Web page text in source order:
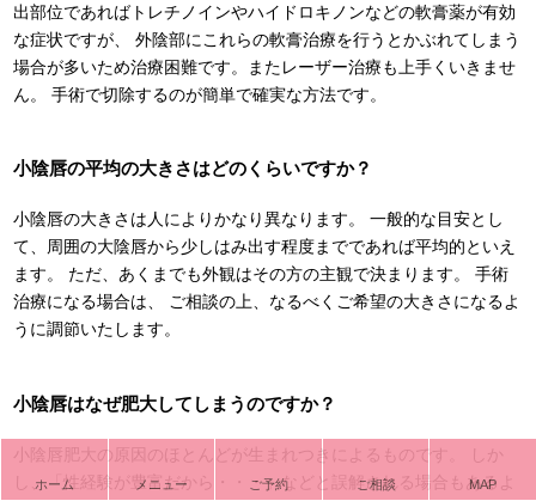
出部位であればトレチノインやハイドロキノンなどの軟膏薬が有効
な症状ですが、 外陰部にこれらの軟膏治療を行うとかぶれてしまう
場合が多いため治療困難です。またレーザー治療も上手くいきませ
ん。 手術で切除するのが簡単で確実な方法です。
小陰唇の平均の大きさはどのくらいですか？
小陰唇の大きさは人によりかなり異なります。 一般的な目安とし
て、周囲の大陰唇から少しはみ出す程度までであれば平均的といえ
ます。 ただ、あくまでも外観はその方の主観で決まります。 手術
治療になる場合は、 ご相談の上、なるべくご希望の大きさになるよ
うに調節いたします。
小陰唇はなぜ肥大してしまうのですか？
小陰唇肥大の原因のほとんどが生まれつきによるものです。 しか
し、「性経験が豊富だから・・・」などと誤解される場合もあるよ
ホーム メニュー ご予約 ご相談 MAP